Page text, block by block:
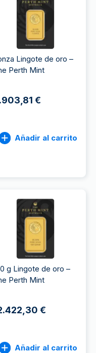
Lingote de oro –
Perth Mint
€
Añadir al carrito
g Lingote de oro –
Perth Mint
€
Añadir al carrito